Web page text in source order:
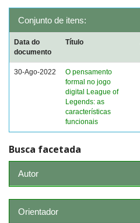
Conjunto de itens:
Data do
documento
Título
30-Ago-2022
O pensamento
formal no jogo
digital League of
Legends: as
características
funcionais
Busca facetada
Autor
Orientador